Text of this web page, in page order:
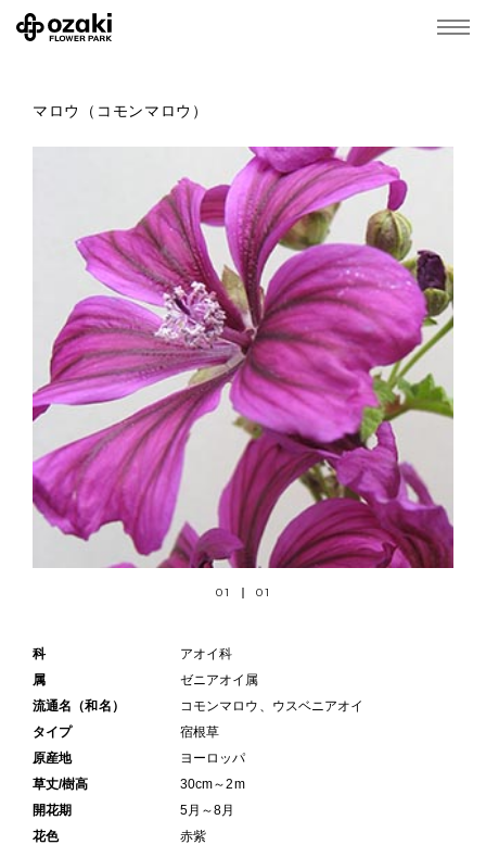
マロウ（コモンマロウ）
01 01
科
アオイ科
属
ゼニアオイ属
流通名（和名）
コモンマロウ、ウスベニアオイ
タイプ
宿根草
原産地
ヨーロッパ
草丈/樹高
30cm～2m
開花期
5月～8月
花色
赤紫